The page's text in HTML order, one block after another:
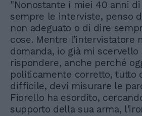
"Nonostante i miei 40 anni
sempre le interviste, penso
non adeguato o di dire
cose. Mentre l’intervistatore
domanda, io già mi scervello
rispondere, anche perché
politicamente corretto, tutto
difficile, devi misurare le
Fiorello ha esordito,
supporto della sua arma,